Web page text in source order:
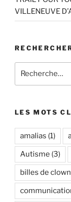
VILLENEUVE
pour
LES MOTS
amalias (1)
Autisme (3)
billes de clown